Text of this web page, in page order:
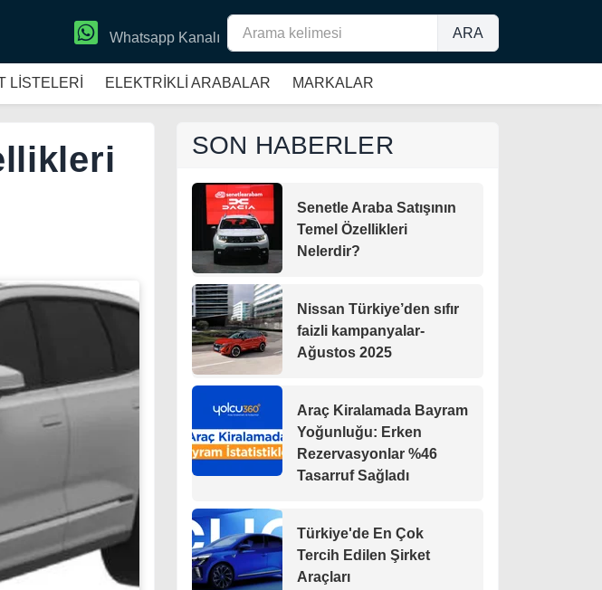
ARA
Whatsapp Kanalı
LİSTELERİ ELEKTRİKLİ ARABALAR MARKALAR
SON HABERLER
Senetle Araba Satışının
Temel Özellikleri
Nelerdir?
Nissan Türkiye’den sıfır
faizli kampanyalar-
Ağustos 2025
Araç Kiralamada Bayram
Yoğunluğu: Erken
Rezervasyonlar %46
Tasarruf Sağladı
Türkiye'de En Çok
Tercih Edilen Şirket
Araçları